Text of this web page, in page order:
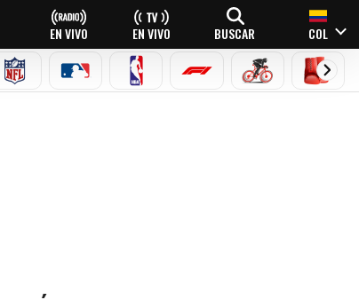
EN VIVO EN VIVO BUSCAR COL
NFL MLB NBA FÓRMULA 1CICLISMOBOXEO